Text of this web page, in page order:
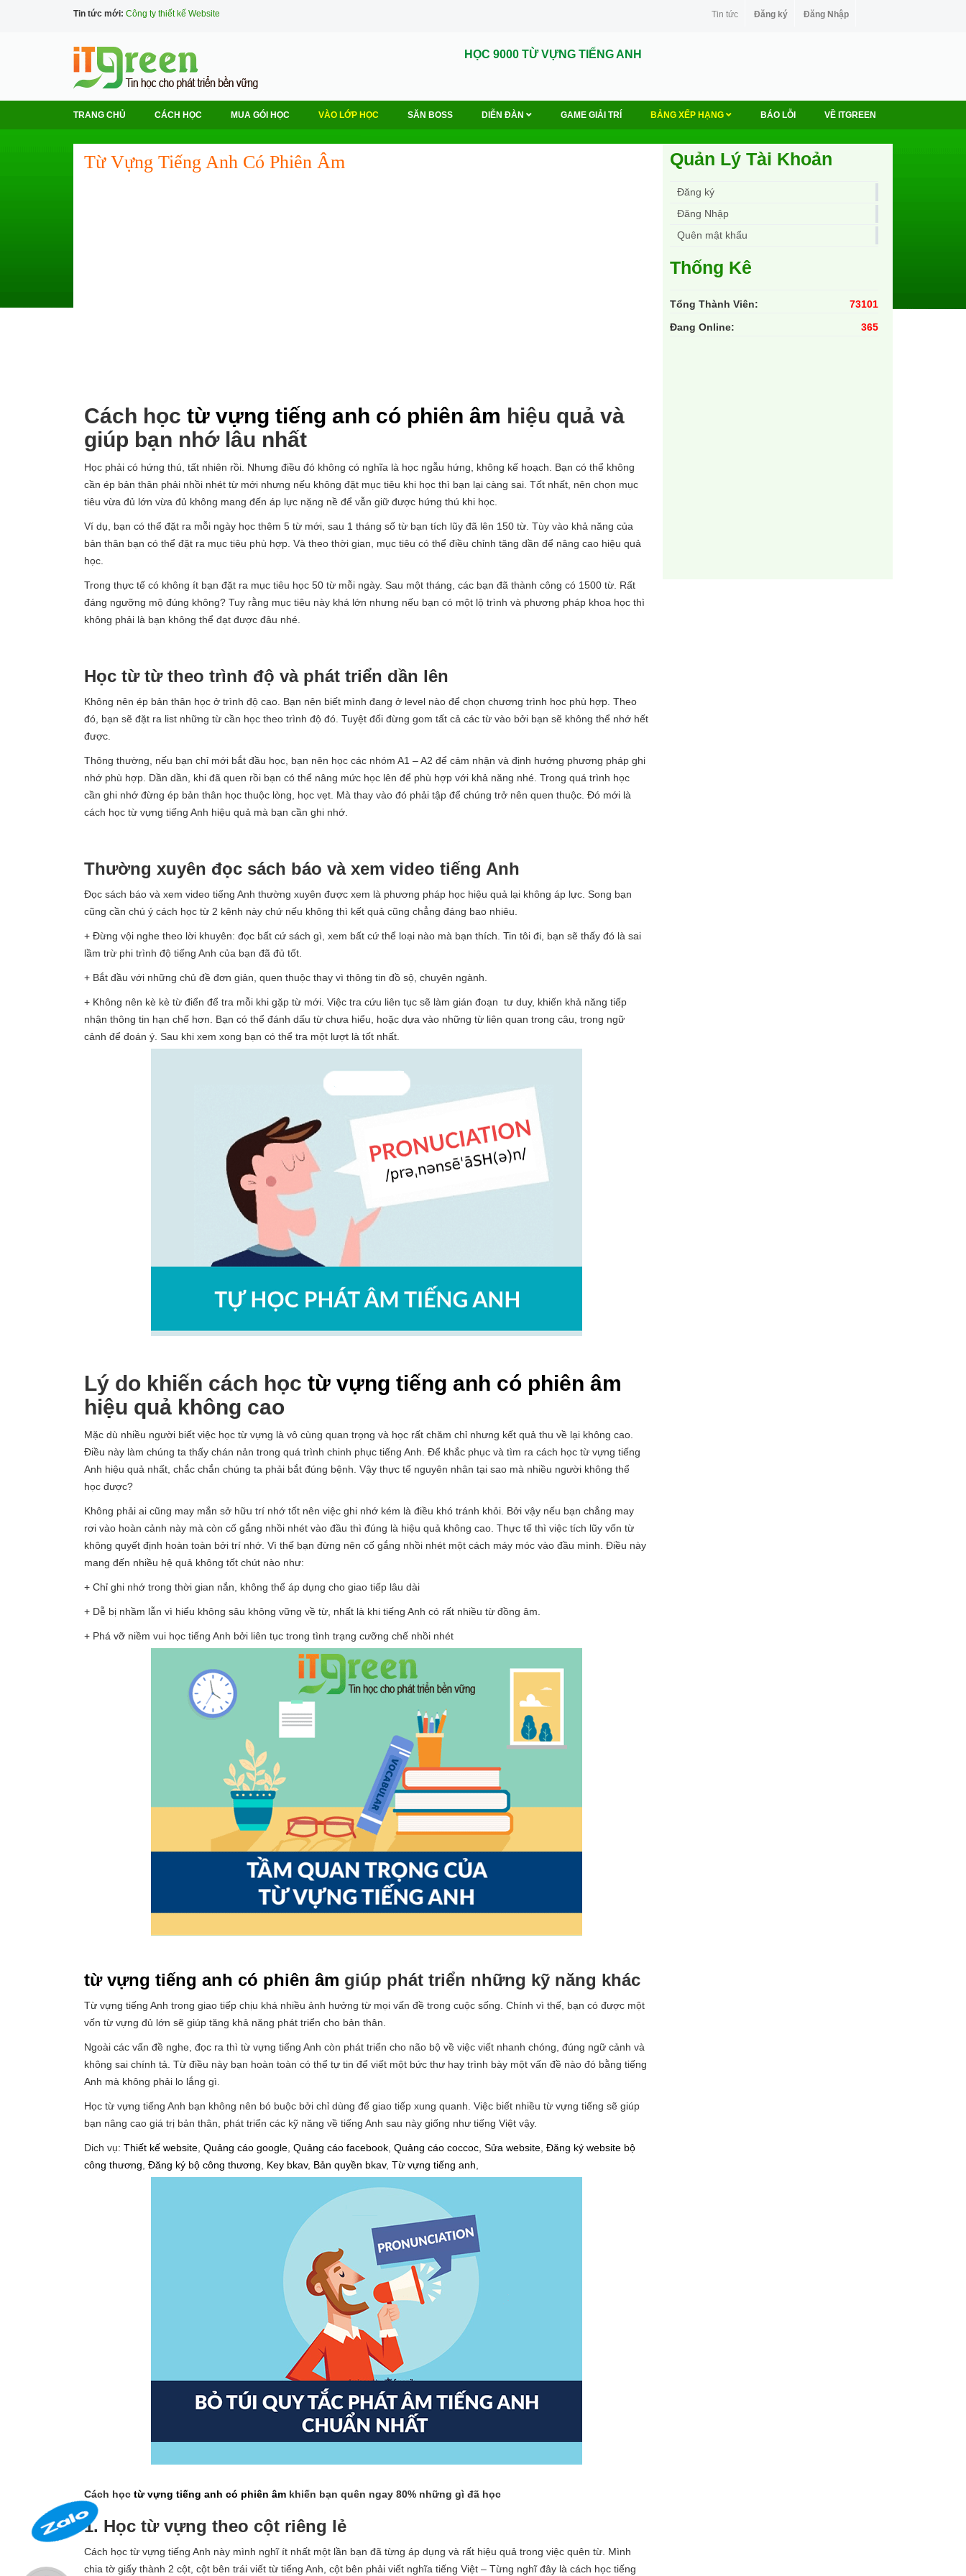
Tin tức mới: Công ty thiết kế Website Tin tức Đăng ký Đăng Nhập
HỌC 9000 TỪ VỰNG TIẾNG ANH
TRANG CHỦ CÁCH HỌC MUA GÓI HỌC VÀO LỚP HỌC SĂN BOSS DIỄN ĐÀN GAME GIẢI TRÍ BẢNG XẾP HẠNG BÁO LỖI VỀ ITGREEN
Từ Vựng Tiếng Anh Có Phiên Âm
Cách học từ vựng tiếng anh có phiên âm hiệu quả và
giúp bạn nhớ lâu nhất
Học phải có hứng thú, tất nhiên rồi. Nhưng điều đó không có nghĩa là học ngẫu hứng, không kế hoạch. Bạn có thể không
cần ép bản thân phải nhồi nhét từ mới nhưng nếu không đặt mục tiêu khi học thì bạn lại càng sai. Tốt nhất, nên chọn mục
tiêu vừa đủ lớn vừa đủ không mang đến áp lực nặng nề để vẫn giữ được hứng thú khi học.
Ví dụ, bạn có thể đặt ra mỗi ngày học thêm 5 từ mới, sau 1 tháng số từ bạn tích lũy đã lên 150 từ. Tùy vào khả năng của
bản thân bạn có thể đặt ra mục tiêu phù hợp. Và theo thời gian, mục tiêu có thể điều chỉnh tăng dần để nâng cao hiệu quả
học.
Trong thực tế có không ít bạn đặt ra mục tiêu học 50 từ mỗi ngày. Sau một tháng, các bạn đã thành công có 1500 từ. Rất
đáng ngưỡng mộ đúng không? Tuy rằng mục tiêu này khá lớn nhưng nếu bạn có một lộ trình và phương pháp khoa học thì
không phải là bạn không thể đạt được đâu nhé.
Học từ từ theo trình độ và phát triển dần lên
Không nên ép bản thân học ở trình độ cao. Bạn nên biết mình đang ở level nào để chọn chương trình học phù hợp. Theo
đó, bạn sẽ đặt ra list những từ cần học theo trình độ đó. Tuyệt đối đừng gom tất cả các từ vào bởi bạn sẽ không thể nhớ hết
được.
Thông thường, nếu bạn chỉ mới bắt đầu học, bạn nên học các nhóm A1 – A2 để cảm nhận và định hướng phương pháp ghi
nhớ phù hợp. Dần dần, khi đã quen rồi bạn có thể nâng mức học lên để phù hợp với khả năng nhé. Trong quá trình học
cần ghi nhớ đừng ép bản thân học thuộc lòng, học vẹt. Mà thay vào đó phải tập để chúng trở nên quen thuộc. Đó mới là
cách học từ vựng tiếng Anh hiệu quả mà bạn cần ghi nhớ.
Thường xuyên đọc sách báo và xem video tiếng Anh
Đọc sách báo và xem video tiếng Anh thường xuyên được xem là phương pháp học hiệu quả lại không áp lực. Song bạn
cũng cần chú ý cách học từ 2 kênh này chứ nếu không thì kết quả cũng chẳng đáng bao nhiêu.
+ Đừng vội nghe theo lời khuyên: đọc bất cứ sách gì, xem bất cứ thể loại nào mà bạn thích. Tin tôi đi, bạn sẽ thấy đó là sai
lầm trừ phi trình độ tiếng Anh của bạn đã đủ tốt.
+ Bắt đầu với những chủ đề đơn giản, quen thuộc thay vì thông tin đồ sộ, chuyên ngành.
+ Không nên kè kè từ điển để tra mỗi khi gặp từ mới. Việc tra cứu liên tục sẽ làm gián đoạn tư duy, khiến khả năng tiếp
nhận thông tin hạn chế hơn. Bạn có thể đánh dấu từ chưa hiểu, hoặc dựa vào những từ liên quan trong câu, trong ngữ
cảnh để đoán ý. Sau khi xem xong bạn có thể tra một lượt là tốt nhất.
Lý do khiến cách học từ vựng tiếng anh có phiên âm
hiệu quả không cao
Mặc dù nhiều người biết việc học từ vựng là vô cùng quan trọng và học rất chăm chỉ nhưng kết quả thu về lại không cao.
Điều này làm chúng ta thấy chán nản trong quá trình chinh phục tiếng Anh. Để khắc phục và tìm ra cách học từ vựng tiếng
Anh hiệu quả nhất, chắc chắn chúng ta phải bắt đúng bệnh. Vậy thực tế nguyên nhân tại sao mà nhiều người không thể
học được?
Không phải ai cũng may mắn sở hữu trí nhớ tốt nên việc ghi nhớ kém là điều khó tránh khỏi. Bởi vậy nếu bạn chẳng may
rơi vào hoàn cảnh này mà còn cố gắng nhồi nhét vào đầu thì đúng là hiệu quả không cao. Thực tế thì việc tích lũy vốn từ
không quyết định hoàn toàn bởi trí nhớ. Vì thế bạn đừng nên cố gắng nhồi nhét một cách máy móc vào đầu mình. Điều này
mang đến nhiều hệ quả không tốt chút nào như:
+ Chỉ ghi nhớ trong thời gian nắn, không thể áp dụng cho giao tiếp lâu dài
+ Dễ bị nhầm lẫn vì hiểu không sâu không vững về từ, nhất là khi tiếng Anh có rất nhiều từ đồng âm.
+ Phá vỡ niềm vui học tiếng Anh bởi liên tục trong tình trạng cưỡng chế nhồi nhét
từ vựng tiếng anh có phiên âm giúp phát triển những kỹ năng khác
Từ vựng tiếng Anh trong giao tiếp chịu khá nhiều ảnh hưởng từ mọi vấn đề trong cuộc sống. Chính vì thế, bạn có được một
vốn từ vựng đủ lớn sẽ giúp tăng khả năng phát triển cho bản thân.
Ngoài các vấn đề nghe, đọc ra thì từ vựng tiếng Anh còn phát triển cho não bộ về việc viết nhanh chóng, đúng ngữ cảnh và
không sai chính tả. Từ điều này bạn hoàn toàn có thể tự tin để viết một bức thư hay trình bày một vấn đề nào đó bằng tiếng
Anh mà không phải lo lắng gì.
Học từ vựng tiếng Anh bạn không nên bó buộc bởi chỉ dùng để giao tiếp xung quanh. Việc biết nhiều từ vựng tiếng sẽ giúp
bạn nâng cao giá trị bản thân, phát triển các kỹ năng về tiếng Anh sau này giống như tiếng Việt vậy.
Dich vụ: Thiết kế website Quảng cáo google Quảng cáo facebook Quảng cáo coccoc Sửa website Đăng ký website bộ
công thương Đăng ký bộ công thương Key bkav, Bản quyền bkav, Từ vựng tiếng anh
Cách học từ vựng tiếng anh có phiên âm khiến bạn quên ngay 80% những gì đã học
1. Học từ vựng theo cột riêng lẻ
Cách học từ vựng tiếng Anh này mình nghĩ ít nhất một lần bạn đã từng áp dụng và rất hiệu quả trong việc quên từ. Mình
chia tờ giấy thành 2 cột, cột bên trái viết từ tiếng Anh, cột bên phải viết nghĩa tiếng Việt – Từng nghĩ đây là cách học tiếng
Quản Lý Tài Khoản
Đăng ký
Đăng Nhập
Quên mật khẩu
Thống Kê
Tổng Thành Viên:
73101
Đang Online:
365